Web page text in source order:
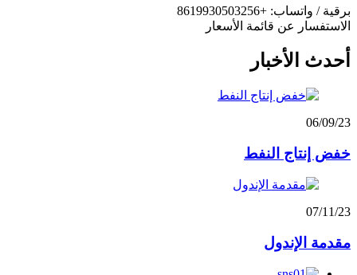
برقية / واتساب: +8619930503256
الاستفسار عن قائمة الأسعار
أحدث الأخبار
06/09/23
خفض إنتاج النفط
07/11/23
مقدمة الإندول